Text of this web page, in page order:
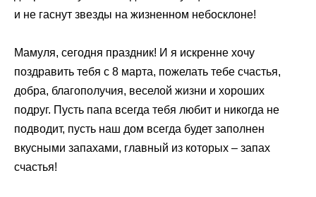
и не гаснут звезды на жизненном небосклоне!
Мамуля, сегодня праздник! И я искренне хочу
поздравить тебя с 8 марта, пожелать тебе счастья,
добра, благополучия, веселой жизни и хороших
подруг. Пусть папа всегда тебя любит и никогда не
подводит, пусть наш дом всегда будет заполнен
вкусными запахами, главный из которых – запах
счастья!